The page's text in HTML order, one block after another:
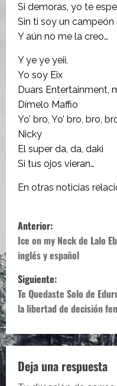
Si demoras, yo te
Sin ti soy un campeón
Y aún no me la creo…
Y ye ye yeii,
Yo soy Eix
Duars Entertainment,
Dímelo Maffio
Yo’ bro, Yo’ bro, bro,
Nicky
El super da, da, daki
Si tus ojos vieran…
En otras noticias
N
a
v
e
g
a
c
Anterior:
Ice on my Neck de Lalo
inglés y español
Siguiente:
Te Quedaste Solo de
la libertad de decisión
Deja una respuesta